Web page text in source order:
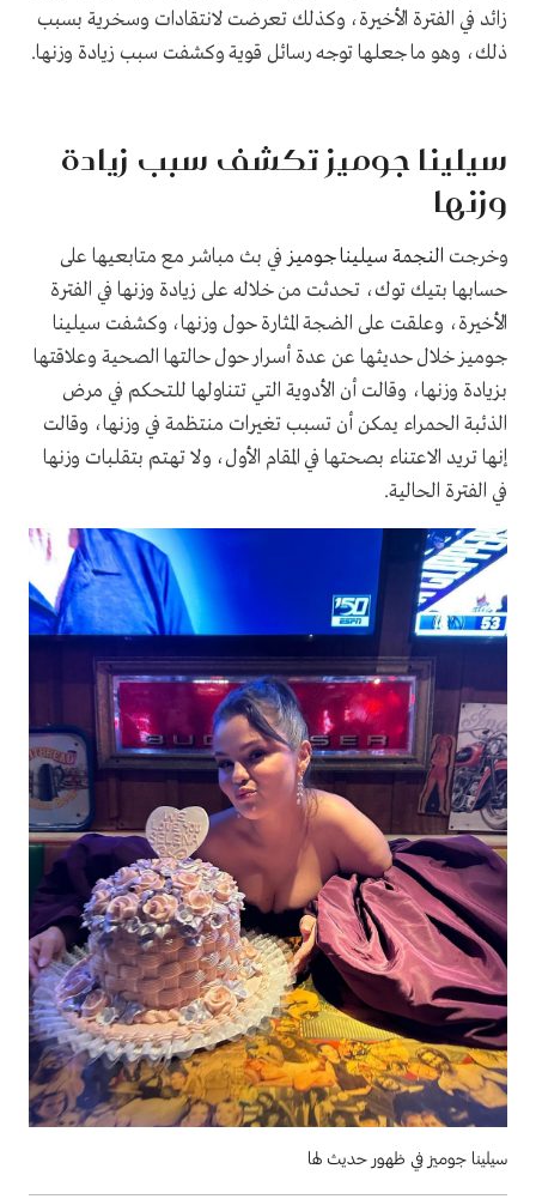
زائد في الفترة الأخيرة، وكذلك تعرضت لانتقادات وسخرية بسبب
ذلك، وهو ما جعلها توجه رسائل قوية وكشفت سبب زيادة وزنها.
سيلينا جوميز تكشف سبب زيادة
وزنها
وخرجت النجمة سيلينا جوميز في بث مباشر مع متابعيها على
حسابها بتيك توك، تحدثت من خلاله على زيادة وزنها في الفترة
الأخيرة، وعلقت على الضجة المثارة حول وزنها، وكشفت سيلينا
جوميز خلال حديثها عن عدة أسرار حول حالتها الصحية وعلاقتها
بزيادة وزنها، وقالت أن الأدوية التي تتناولها للتحكم في مرض
الذئبة الحمراء يمكن أن تسبب تغيرات منتظمة في وزنها، وقالت
إنها تريد الاعتناء بصحتها في المقام الأول، ولا تهتم بتقلبات وزنها
في الفترة الحالية.
سيلينا جوميز في ظهور حديث لها